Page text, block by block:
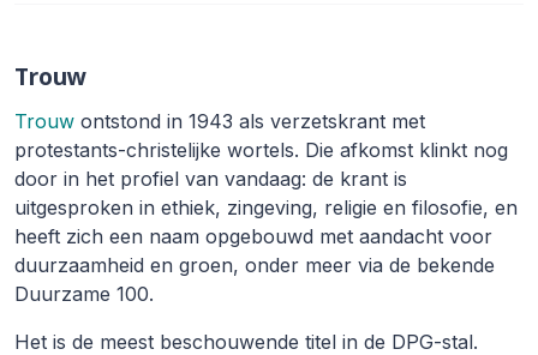
Trouw
Trouw ontstond in 1943 als verzetskrant met
protestants-christelijke wortels. Die afkomst klinkt nog
door in het profiel van vandaag: de krant is
uitgesproken in ethiek, zingeving, religie en filosofie, en
heeft zich een naam opgebouwd met aandacht voor
duurzaamheid en groen, onder meer via de bekende
Duurzame 100.
Het is de meest beschouwende titel in de DPG-stal.